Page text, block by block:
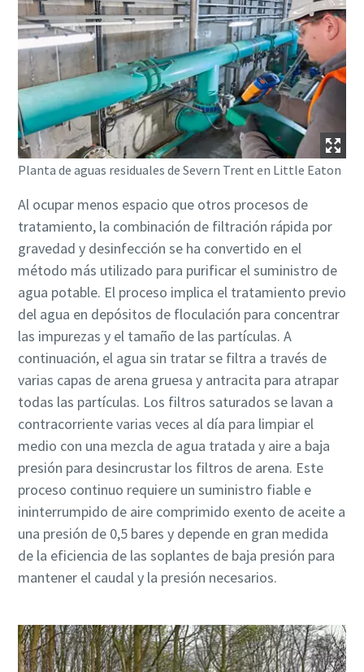
transporte neumático
Descubra cómo puede crear un proceso de transporte
neumático más eficiente.
Obtenga más información
Planta de aguas residuales de Severn Trent en Little Eaton
Al ocupar menos espacio que otros procesos de
tratamiento, la combinación de filtración rápida por
gravedad y desinfección se ha convertido en el
método más utilizado para purificar el suministro de
agua potable. El proceso implica el tratamiento previo
del agua en depósitos de floculación para concentrar
las impurezas y el tamaño de las partículas. A
continuación, el agua sin tratar se filtra a través de
varias capas de arena gruesa y antracita para atrapar
todas las partículas. Los filtros saturados se lavan a
contracorriente varias veces al día para limpiar el
medio con una mezcla de agua tratada y aire a baja
presión para desincrustar los filtros de arena. Este
proceso continuo requiere un suministro fiable e
ininterrumpido de aire comprimido exento de aceite a
una presión de 0,5 bares y depende en gran medida
de la eficiencia de las soplantes de baja presión para
mantener el caudal y la presión necesarios.